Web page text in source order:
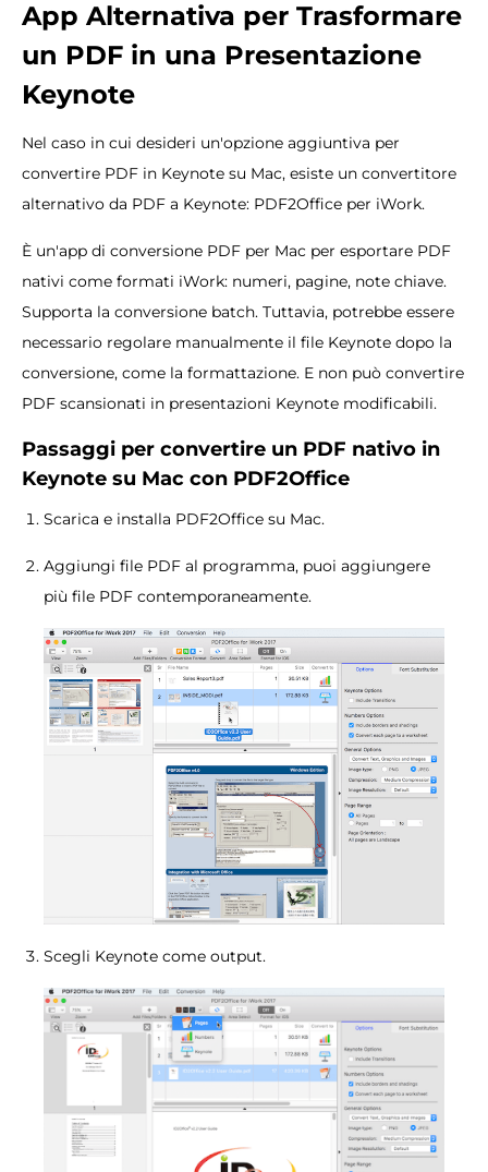
App Alternativa per Trasformare
un PDF in una Presentazione
Keynote
Nel caso in cui desideri un'opzione aggiuntiva per
convertire PDF in Keynote su Mac, esiste un convertitore
alternativo da PDF a Keynote: PDF2Office per iWork.
È un'app di conversione PDF per Mac per esportare PDF
nativi come formati iWork: numeri, pagine, note chiave.
Supporta la conversione batch. Tuttavia, potrebbe essere
necessario regolare manualmente il file Keynote dopo la
conversione, come la formattazione. E non può convertire
PDF scansionati in presentazioni Keynote modificabili.
Passaggi per convertire un PDF nativo in
Keynote su Mac con PDF2Office
Scarica e installa PDF2Office su Mac.
Aggiungi file PDF al programma, puoi aggiungere
più file PDF contemporaneamente.
Scegli Keynote come output.